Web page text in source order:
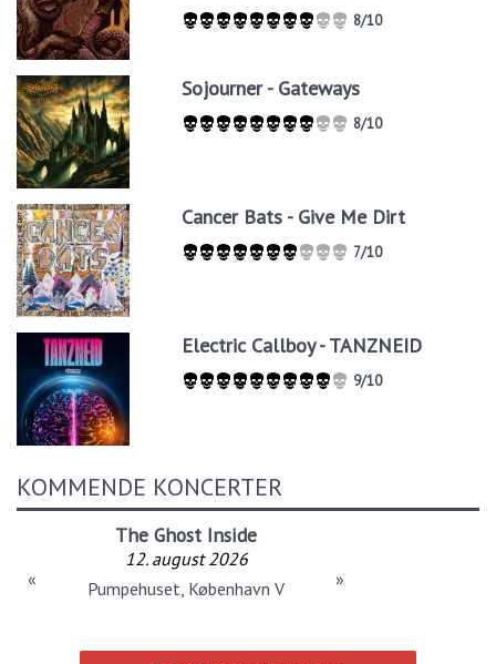
8/10
Sojourner - Gateways
8/10
Cancer Bats - Give Me Dirt
7/10
Electric Callboy - TANZNEID
9/10
KOMMENDE KONCERTER
The Ghost Inside
12. august 2026
Pumpehuset, København V
« »